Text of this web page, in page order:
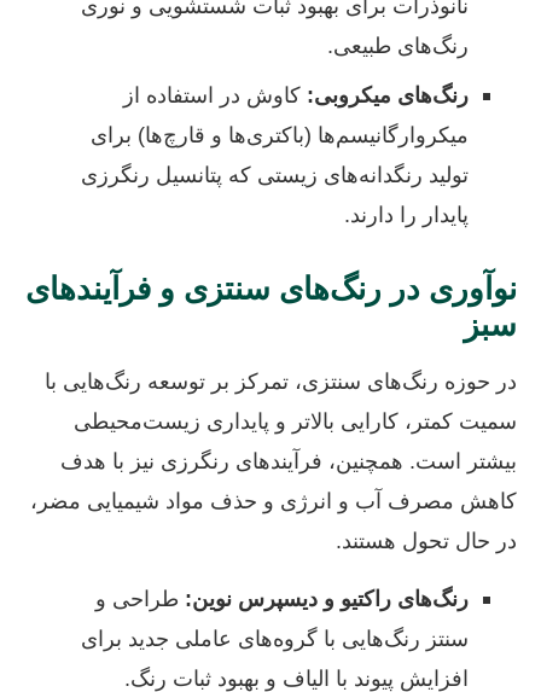
نانوذرات برای بهبود ثبات شستشویی و نوری
رنگ‌های طبیعی.
رنگ‌های میکروبی: کاوش در استفاده از
میکروارگانیسم‌ها (باکتری‌ها و قارچ‌ها) برای
تولید رنگدانه‌های زیستی که پتانسیل رنگرزی
پایدار را دارند.
نوآوری در رنگ‌های سنتزی و فرآیندهای
سبز
در حوزه رنگ‌های سنتزی، تمرکز بر توسعه رنگ‌هایی با
سمیت کمتر، کارایی بالاتر و پایداری زیست‌محیطی
بیشتر است. همچنین، فرآیندهای رنگرزی نیز با هدف
کاهش مصرف آب و انرژی و حذف مواد شیمیایی مضر،
در حال تحول هستند.
رنگ‌های راکتیو و دیسپرس نوین: طراحی و
سنتز رنگ‌هایی با گروه‌های عاملی جدید برای
افزایش پیوند با الیاف و بهبود ثبات رنگ.